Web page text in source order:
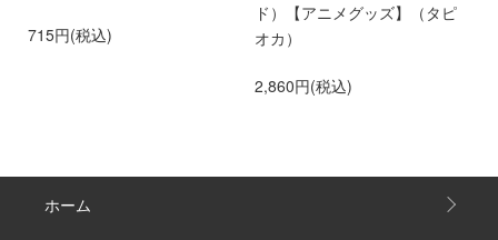
715円(税込)
ド）【アニメグッズ】（タピ
オカ）
2,860円(税込)
ホーム